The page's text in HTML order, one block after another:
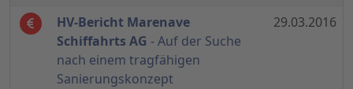
HV-Bericht Marenave
Schiffahrts AG - Auf der Suche
nach einem tragfähigen
Sanierungskonzept
29.03.2016